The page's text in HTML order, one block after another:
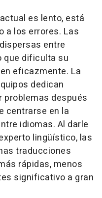
es lento, está
a los errores. Las
entre
que dificulta su
eficazmente. La
dedican
problemas después
centrarse en la
idiomas. Al darle
lingüístico, las
traducciones
rápidas, menos
significativo a gran